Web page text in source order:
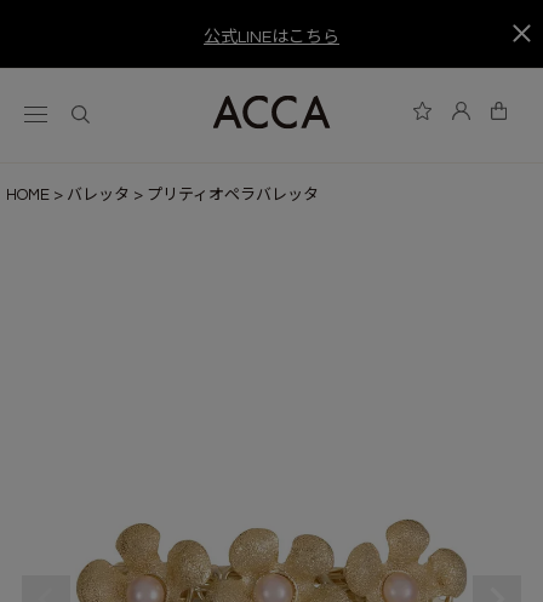
公式LINEはこちら
HOME バレッタ プリティオペラバレッタ